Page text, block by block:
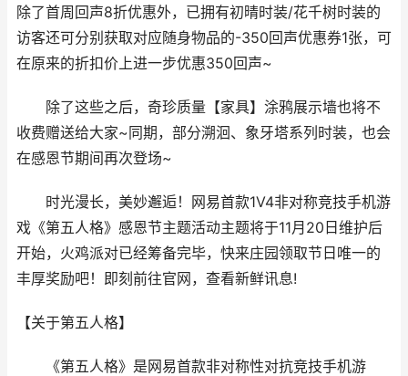
除了首周回声8折优惠外，已拥有初晴时装/花千树时装的
访客还可分别获取对应随身物品的-350回声优惠券1张，可
在原来的折扣价上进一步优惠350回声~
除了这些之后，奇珍质量【家具】涂鸦展示墙也将不
收费赠送给大家~同期，部分溯洄、象牙塔系列时装，也会
在感恩节期间再次登场~
时光漫长，美妙邂逅！网易首款1V4非对称竞技手机游
戏《第五人格》感恩节主题活动主题将于11月20日维护后
开始，火鸡派对已经筹备完毕，快来庄园领取节日唯一的
丰厚奖励吧！即刻前往官网，查看新鲜讯息!
【关于第五人格】
《第五人格》是网易首款非对称性对抗竞技手机游